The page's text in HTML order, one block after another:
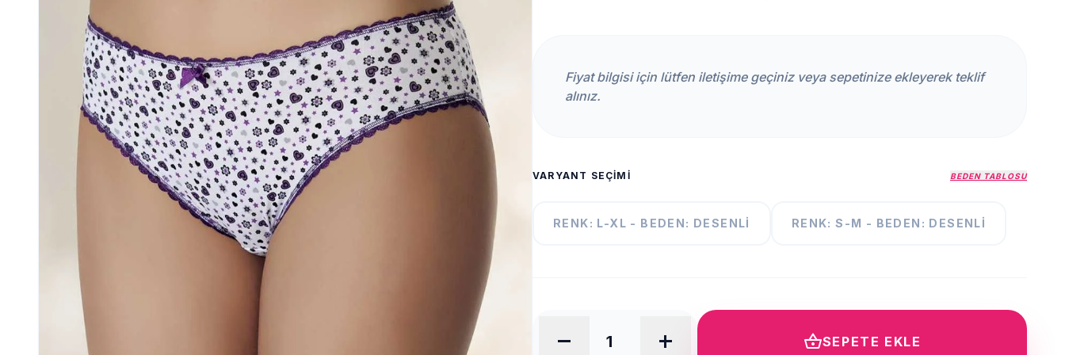
Fiyat bilgisi için lütfen iletişime geçiniz veya sepetinize ekleyerek teklif
alınız.
VARYANT SEÇIMI BEDEN TABLOSU
RENK: L-XL - BEDEN: DESENLI RENK: S-M - BEDEN: DESENLI
remove add shopping_basketSEPETE EKLE